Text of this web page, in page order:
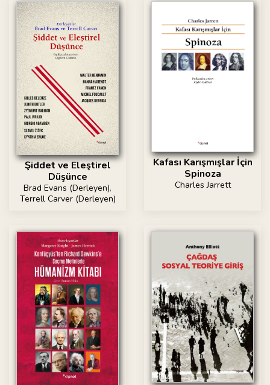
Şiddet ve Eleştirel
Düşünce
Brad Evans (Derleyen),
Terrell Carver (Derleyen)
Kafası Karışmışlar İçin
Spinoza
Charles Jarrett